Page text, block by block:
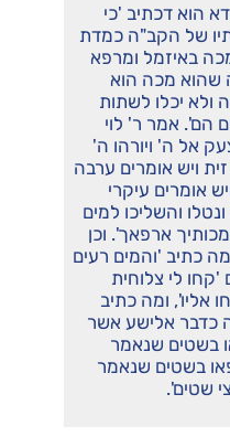
הוא דכתיב 'כי
של הקב"ה כמדת
באיזמל ומרפא
שהוא מכה הוא
ולא יכלו לשתות
הם'. אמר ר' לוי
אל ה' ויורהו ה'
ויש אומרים ערבה
אומרים עיקרי
והשליכו למים
ארפאך'. וכן
כתיב 'והמים רעים
לי צלוחית
אליו', ומה כתיב
כדבר אלישע אשר
בשטים שנאמר
בשטים שנאמר
שטים'.